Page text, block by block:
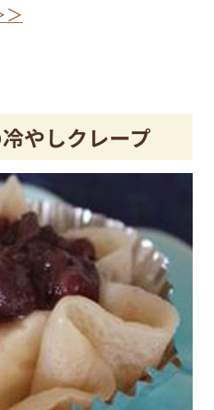
＞
やしクレープ